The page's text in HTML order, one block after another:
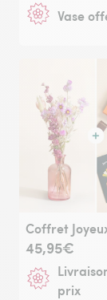
Vase
45,95€
prix